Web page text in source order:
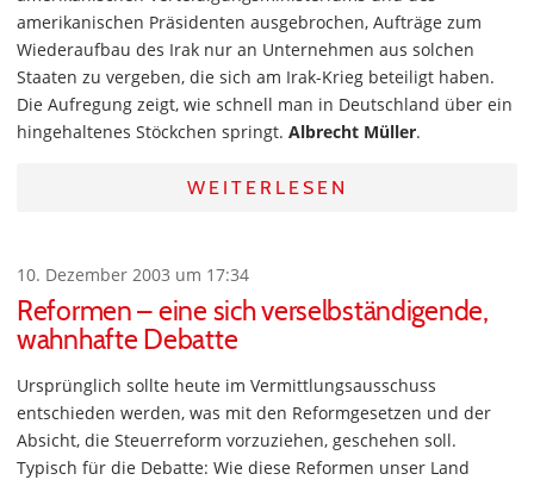
amerikanischen Präsidenten ausgebrochen, Aufträge zum
Wiederaufbau des Irak nur an Unternehmen aus solchen
Staaten zu vergeben, die sich am Irak-Krieg beteiligt haben.
Die Aufregung zeigt, wie schnell man in Deutschland über ein
hingehaltenes Stöckchen springt. Albrecht Müller.
WEITERLESEN
10. Dezember 2003 um 17:34
Reformen – eine sich verselbständigende,
wahnhafte Debatte
Ursprünglich sollte heute im Vermittlungsausschuss
entschieden werden, was mit den Reformgesetzen und der
Absicht, die Steuerreform vorzuziehen, geschehen soll.
Typisch für die Debatte: Wie diese Reformen unser Land